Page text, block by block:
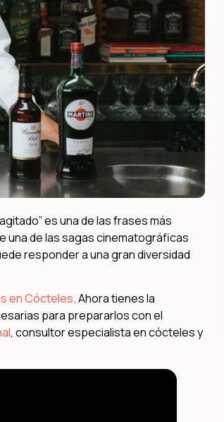
es una de las frases más
una de las sagas cinematográficas
responder a una gran diversidad
en Cócteles. Ahora tienes la
para prepararlos con el
, consultor especialista en cócteles y